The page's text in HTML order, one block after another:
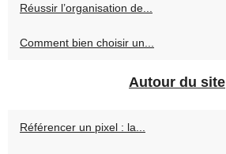
Réussir l’organisation de...
Comment bien choisir un...
Autour du site
Référencer un pixel : la...